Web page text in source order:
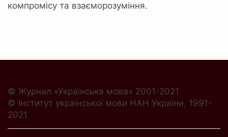
компромісу та взаєморозуміння.
© Журнал «Українська мова» 2001-2021
© Інститут української мови НАН України, 1991-
2021